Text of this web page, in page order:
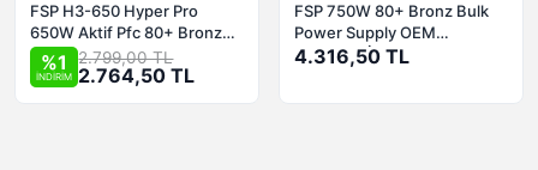
FSP H3-650 Hyper Pro
650W Aktif Pfc 80+ Bronze
Gaming Power Supply
%1
İNDİRİM
2.799,00 TL
2.764,50 TL
FSP 750W 80+ Bronz Bulk
Power Supply OEM
Sistemler İçin
4.316,50 TL